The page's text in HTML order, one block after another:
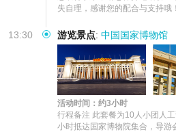
失自理，感谢您的配合与支持哦！
13:30 游览景点: 中国国家博物馆
活动时间：约3小时
行程备注 此套餐为10人小团人
小时抵达国家博物院集合，导游